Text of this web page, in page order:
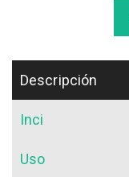
Descripción
Inci
Uso